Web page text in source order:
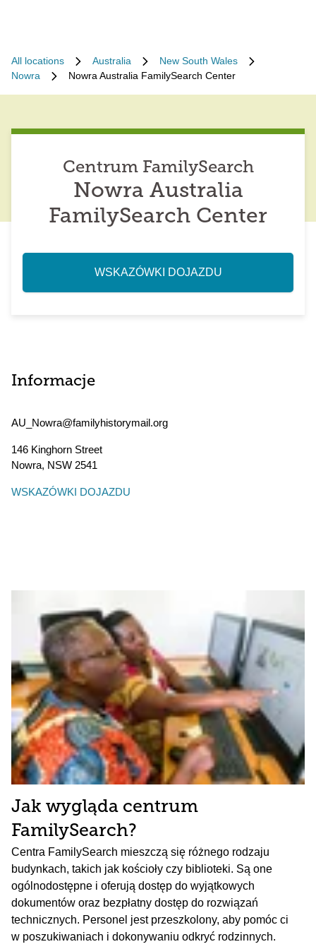
All locations Australia
New South Wales
Nowra
Nowra Australia FamilySearch Center
Centrum FamilySearch
Nowra Australia
FamilySearch Center
WSKAZÓWKI DOJAZDU
Informacje
AU_Nowra@familyhistorymail.org
146 Kinghorn Street
Nowra, NSW 2541
WSKAZÓWKI DOJAZDU
Jak wygląda centrum
FamilySearch?
Centra FamilySearch mieszczą się różnego rodzaju
budynkach, takich jak kościoły czy biblioteki. Są one
ogólnodostępne i oferują dostęp do wyjątkowych
dokumentów oraz bezpłatny dostęp do rozwiązań
technicznych. Personel jest przeszkolony, aby pomóc ci
w poszukiwaniach i dokonywaniu odkryć rodzinnych.